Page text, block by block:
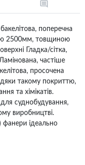
поперечна
2500мм, товщиною
Гладка/сітка,
частіше
просочена
такому покриттю,
та хімікатів.
суднобудування,
виробництві.
фанери ідеально